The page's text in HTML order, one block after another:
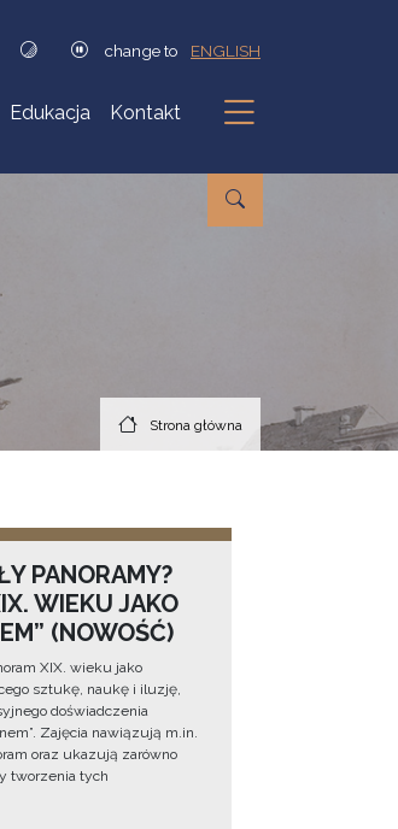
change to ENGLISH
Edukacja Kontakt
Podmenu
Strona główna
PANORAMY?
WIEKU JAKO
(NOWOŚĆ)
XIX. wieku jako
sztukę, naukę i iluzję,
doświadczenia
Zajęcia nawiązują m.in.
oraz ukazują zarówno
tworzenia tych